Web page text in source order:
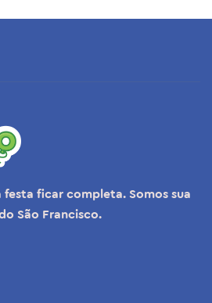
festa ficar completa. Somos sua
São Francisco.